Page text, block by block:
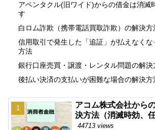
アペンタクル(旧ワイド)からの借金は消滅
す
白ロム詐欺（携帯電話買取詐欺）の解決方
信用取引で発生した「追証」が払えなく
方法
銀行口座売買・譲渡・レンタル問題の解決
後払い決済の支払いが困難な場合の解決方
アコム株式会社から
決方法（消滅時効、
44713 views